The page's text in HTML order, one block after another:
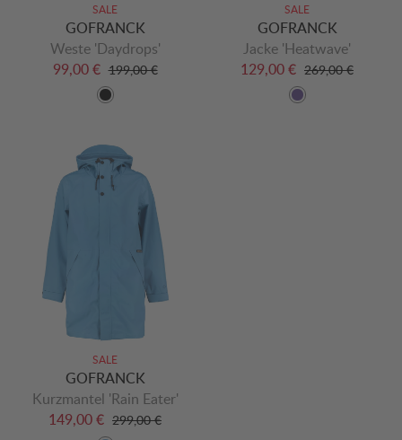
SALE
GOFRANCK
Weste 'Daydrops'
99,00 € 199,00 €
SALE
GOFRANCK
Jacke 'Heatwave'
129,00 € 269,00 €
SALE
GOFRANCK
Kurzmantel 'Rain Eater'
149,00 € 299,00 €